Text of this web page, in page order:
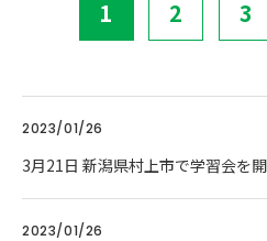
1 2 3
2023/01/26
3月21日 新潟県村上市で学習会を開
2023/01/26